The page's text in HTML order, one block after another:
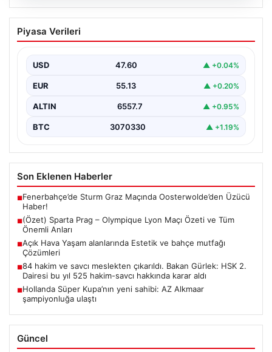
05.08.2026
(Özet) Sparta Prag – Olympique Lyon
Maçı Özeti ve Tüm Önemli Anları
Piyasa Verileri
USD 47.60 ▲ +0.04%
EUR 55.13 ▲ +0.20%
ALTIN 6557.7 ▲ +0.95%
BTC 3070330 ▲ +1.19%
Son Eklenen Haberler
■Fenerbahçe’de Sturm Graz Maçında Oosterwolde’den Üzücü
Haber!
■(Özet) Sparta Prag – Olympique Lyon Maçı Özeti ve Tüm
Önemli Anları
■Açık Hava Yaşam alanlarında Estetik ve bahçe mutfağı
Çözümleri
■84 hakim ve savcı meslekten çıkarıldı. Bakan Gürlek: HSK 2.
Dairesi bu yıl 525 hakim-savcı hakkında karar aldı
■Hollanda Süper Kupa’nın yeni sahibi: AZ Alkmaar
şampiyonluğa ulaştı
Güncel